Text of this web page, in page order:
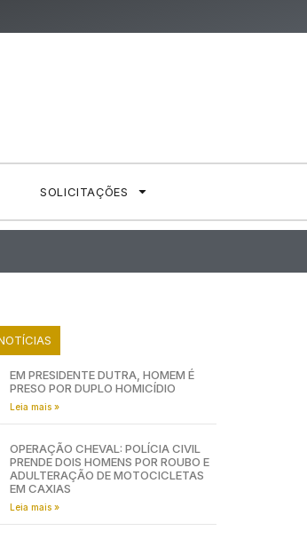
SOLICITAÇÕES
EM PRESIDENTE DUTRA, HOMEM É
PRESO POR DUPLO HOMICÍDIO
Leia mais »
OPERAÇÃO CHEVAL: POLÍCIA CIVIL
PRENDE DOIS HOMENS POR ROUBO E
ADULTERAÇÃO DE MOTOCICLETAS
EM CAXIAS
Leia mais »